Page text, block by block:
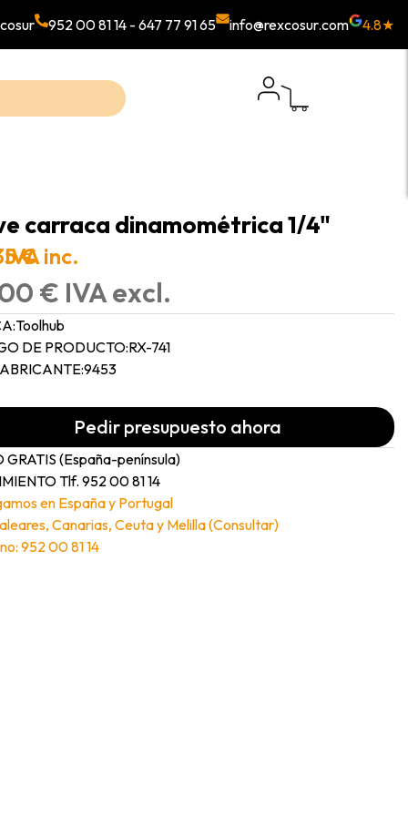
952 00 81 14 - 647 77 91 65 info@rexcosur.com 4.8★
carraca dinamométrica 1/4"
€
IVA inc.
€ IVA excl.
Toolhub
DE PRODUCTO:RX-741
9453
Pedir presupuesto ahora
GRATIS (España-península)
Tlf. 952 00 81 14
en España y Portugal
Canarias, Ceuta y Melilla (Consultar)
952 00 81 14